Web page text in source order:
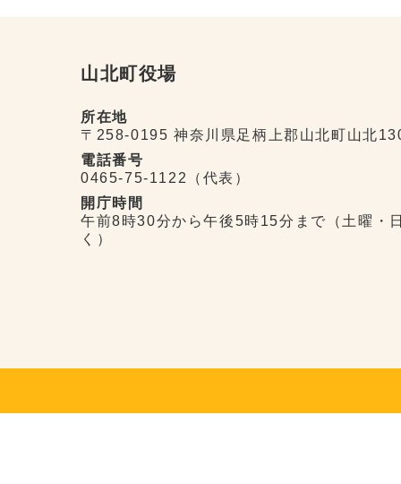
山北町役場
所在地
〒258-0195 神奈川県足柄上郡山北町山北
電話番号
0465-75-1122（代表）
開庁時間
午前8時30分から午後5時15分まで（土曜・
く）